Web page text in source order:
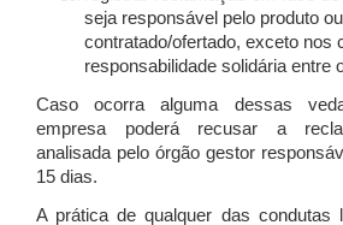
seja responsável pelo produto
contratado/ofertado, exceto nos
responsabilidade solidária entre
Caso ocorra alguma dessas
empresa poderá recusar a
analisada pelo órgão gestor
15 dias.
A prática de qualquer das condutas